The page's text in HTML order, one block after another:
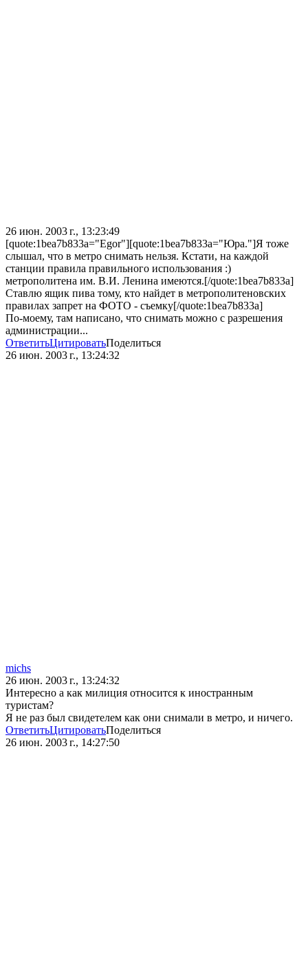
26 июн. 2003 г., 13:23:49
[quote:1bea7b833a="Egor"][quote:1bea7b833a="Юра."]Я тоже
слышал, что в метро снимать нельзя. Кстати, на каждой
станции правила правильного использования :)
метрополитена им. В.И. Ленина имеются.[/quote:1bea7b833a]
Ставлю ящик пива тому, кто найдет в метрополитеновских
правилах запрет на ФОТО - съемку[/quote:1bea7b833a]
По-моему, там написано, что снимать можно с разрешения
администрации...
ОтветитьЦитироватьПоделиться
26 июн. 2003 г., 13:24:32
michs
26 июн. 2003 г., 13:24:32
Интересно а как милиция относится к иностранным
туристам?
Я не раз был свидетелем как они снимали в метро, и ничего.
ОтветитьЦитироватьПоделиться
26 июн. 2003 г., 14:27:50